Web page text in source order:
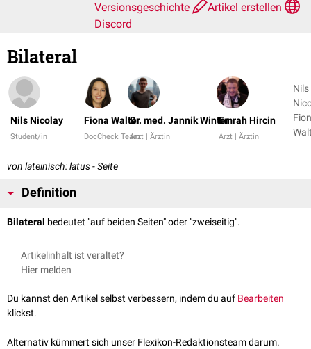
Versionsgeschichte
Artikel erstellen
Discord
Bilateral
Nils Nicolay
Student/in
Fiona Walter
DocCheck Team
Dr. med. Jannik Winter
Arzt | Ärztin
Emrah Hircin
Arzt | Ärztin
Nils
von lateinisch: latus - Seite
Definition
Bilateral bedeutet "auf beiden Seiten" oder "zweiseitig".
Artikelinhalt ist veraltet?
Hier melden
Du kannst den Artikel selbst verbessern, indem du auf Bearbeiten
klickst.
Alternativ kümmert sich unser Flexikon-Redaktionsteam darum.